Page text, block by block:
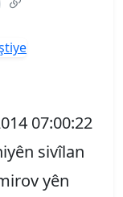
07:00:22
sivîlan
yên